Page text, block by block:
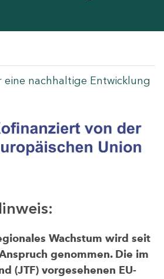
eine nachhaltige Entwicklung
Wachstum wird seit
genommen. Die im
(JTF) vorgesehenen EU-